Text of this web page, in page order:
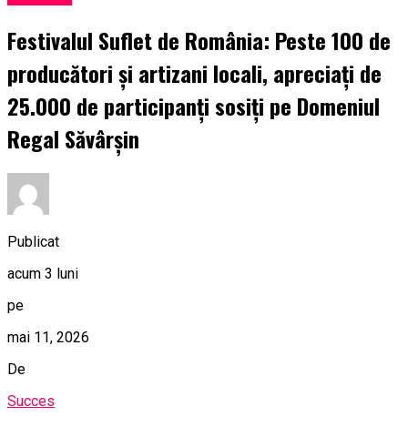
Festivalul Suflet de România: Peste 100 de
producători și artizani locali, apreciați de
25.000 de participanți sosiți pe Domeniul
Regal Săvârșin
Publicat
acum 3 luni
pe
mai 11, 2026
De
Succes